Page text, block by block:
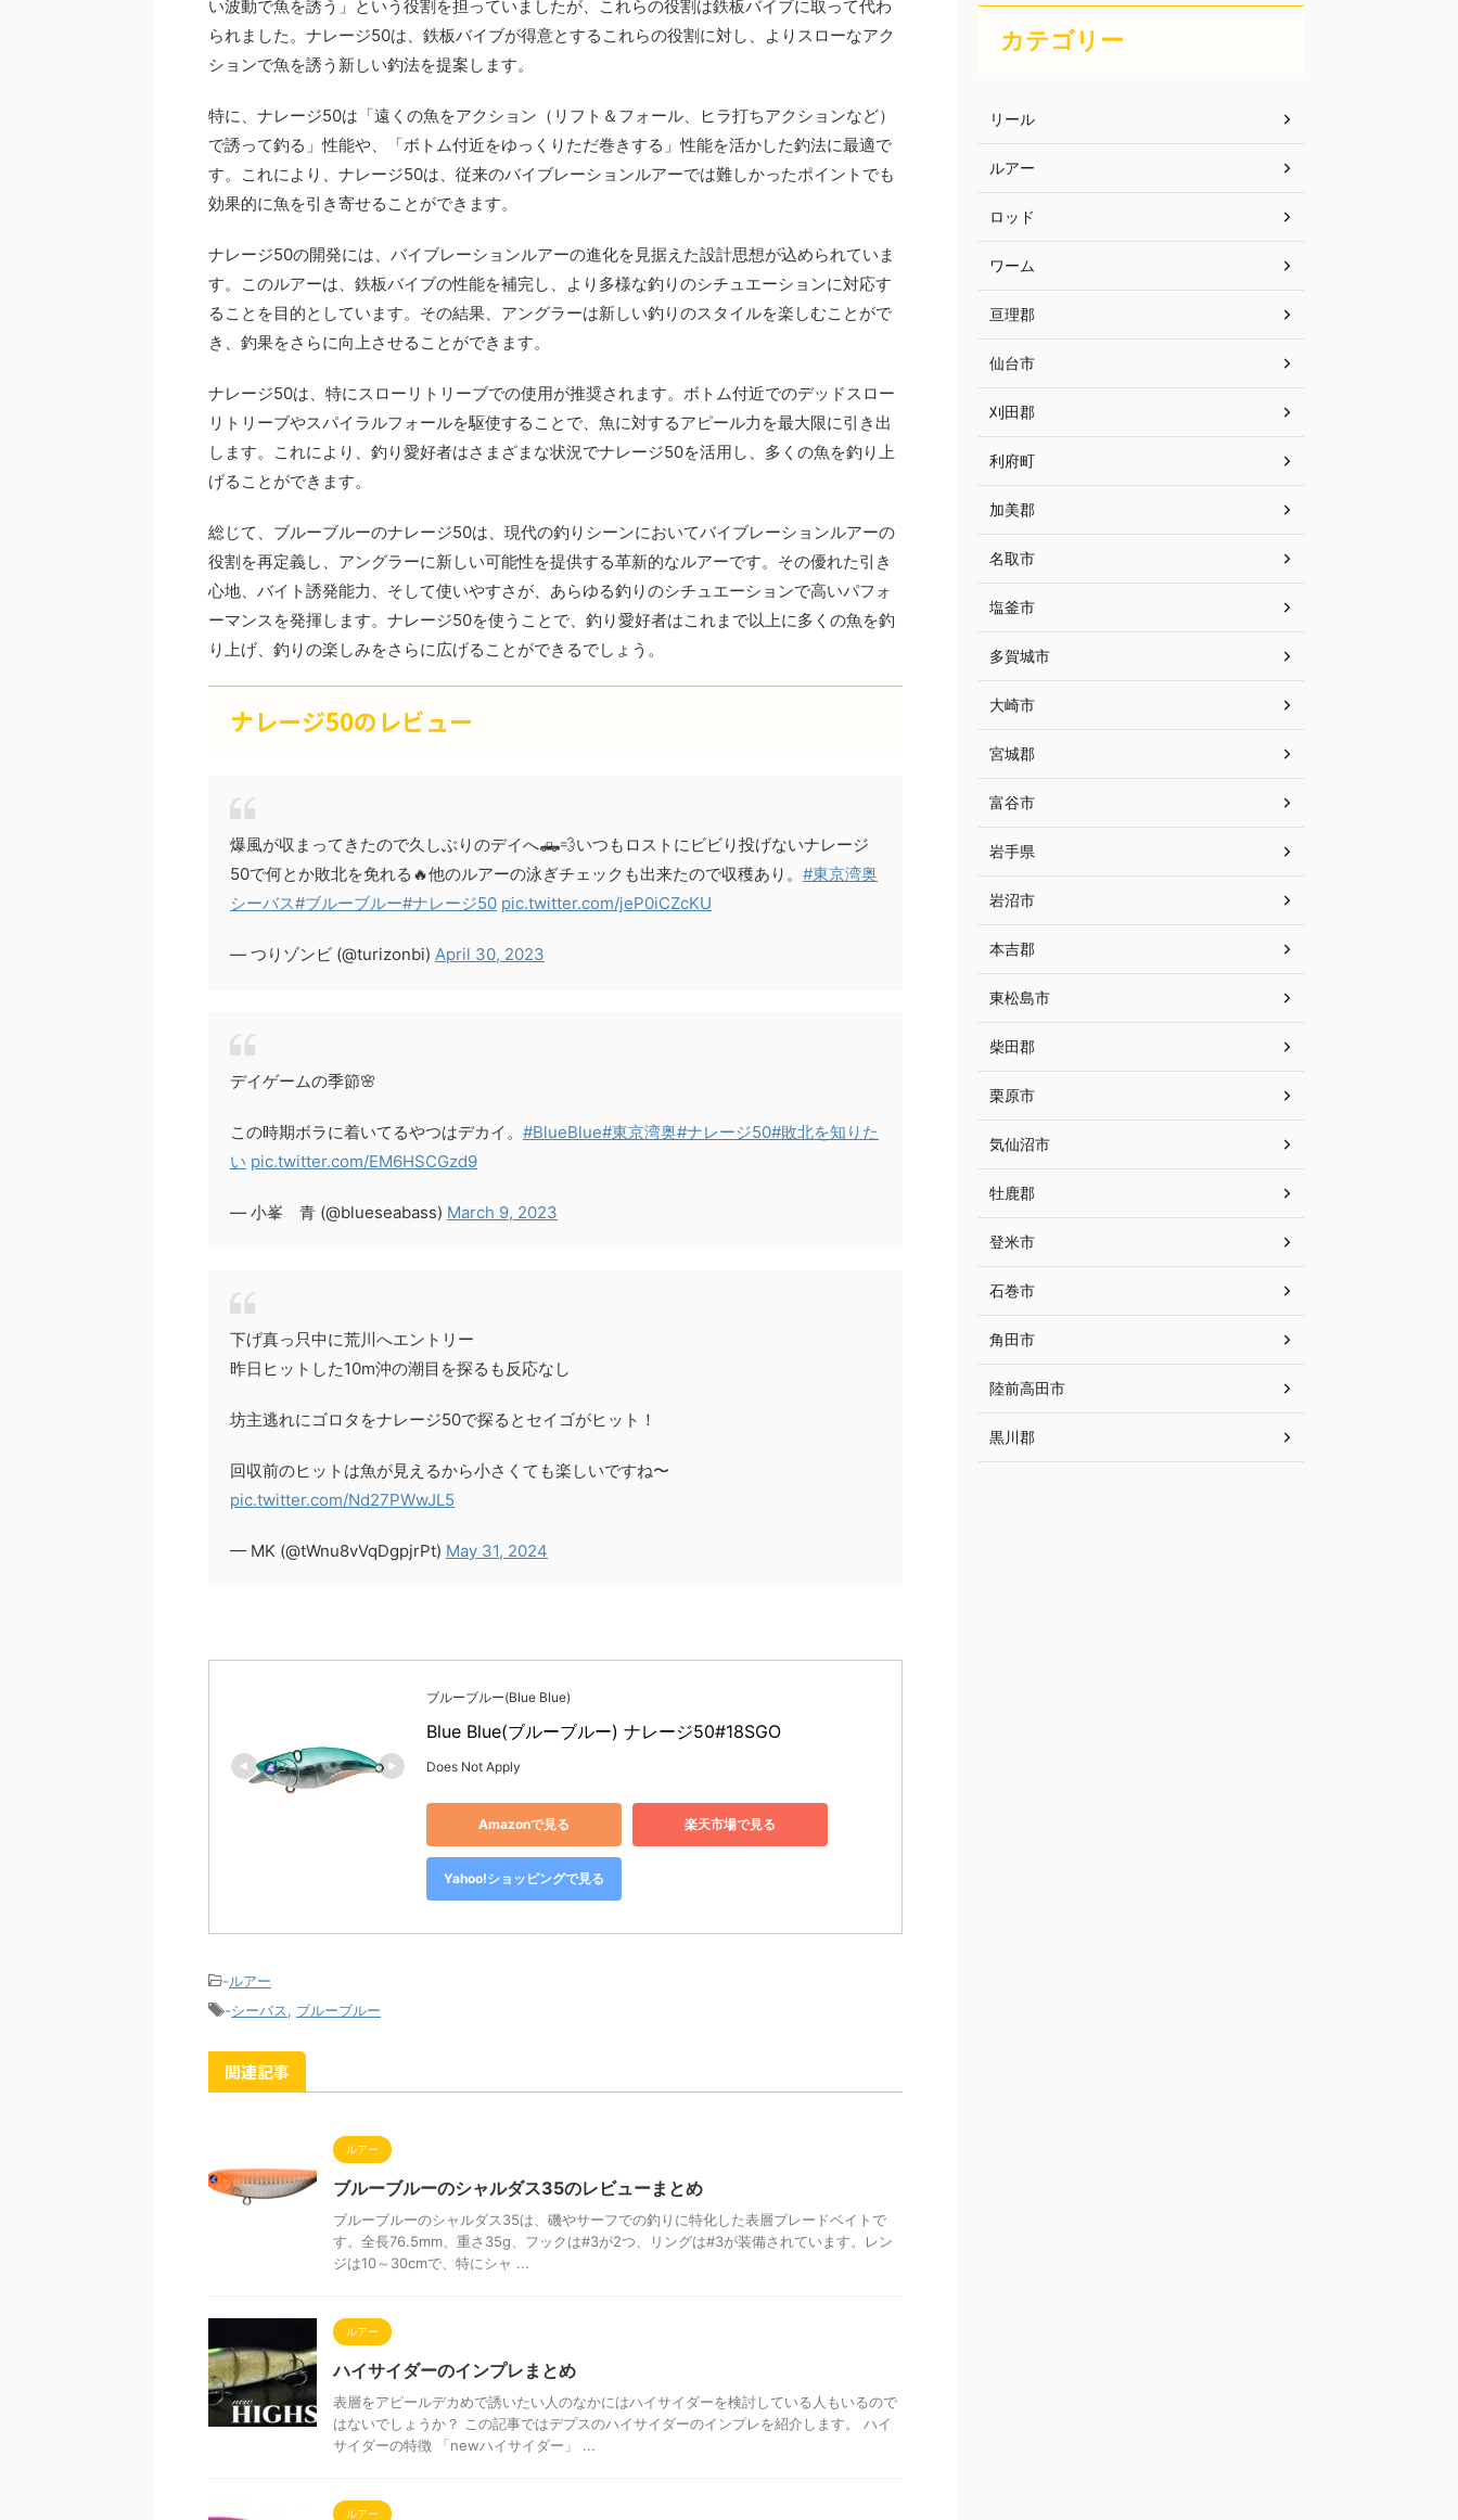
い波動で魚を誘う」という役割を担っていましたが、これらの役割は鉄板バイブに取って代わ
られました。ナレージ50は、鉄板バイブが得意とするこれらの役割に対し、よりスローなアク
ションで魚を誘う新しい釣法を提案します。
特に、ナレージ50は「遠くの魚をアクション（リフト＆フォール、ヒラ打ちアクションなど）
で誘って釣る」性能や、「ボトム付近をゆっくりただ巻きする」性能を活かした釣法に最適で
す。これにより、ナレージ50は、従来のバイブレーションルアーでは難しかったポイントでも
効果的に魚を引き寄せることができます。
ナレージ50の開発には、バイブレーションルアーの進化を見据えた設計思想が込められていま
す。このルアーは、鉄板バイブの性能を補完し、より多様な釣りのシチュエーションに対応す
ることを目的としています。その結果、アングラーは新しい釣りのスタイルを楽しむことがで
き、釣果をさらに向上させることができます。
ナレージ50は、特にスローリトリーブでの使用が推奨されます。ボトム付近でのデッドスロー
リトリーブやスパイラルフォールを駆使することで、魚に対するアピール力を最大限に引き出
します。これにより、釣り愛好者はさまざまな状況でナレージ50を活用し、多くの魚を釣り上
げることができます。
総じて、ブルーブルーのナレージ50は、現代の釣りシーンにおいてバイブレーションルアーの
役割を再定義し、アングラーに新しい可能性を提供する革新的なルアーです。その優れた引き
心地、バイト誘発能力、そして使いやすさが、あらゆる釣りのシチュエーションで高いパフォ
ーマンスを発揮します。ナレージ50を使うことで、釣り愛好者はこれまで以上に多くの魚を釣
り上げ、釣りの楽しみをさらに広げることができるでしょう。
ナレージ50のレビュー
爆風が収まってきたので久しぶりのデイへ🛻💨いつもロストにビビり投げないナレージ
50で何とか敗北を免れる🔥他のルアーの泳ぎチェックも出来たので収穫あり。 #東京湾奥
シーバス#ブルーブルー#ナレージ50 pic.twitter.com/jeP0iCZcKU
— つりゾンビ (@turizonbi) April 30, 2023
デイゲームの季節🌸
この時期ボラに着いてるやつはデカイ。 #BlueBlue#東京湾奥#ナレージ50#敗北を知りた
い pic.twitter.com/EM6HSCGzd9
— 小峯 青 (@blueseabass) March 9, 2023
下げ真っ只中に荒川へエントリー
昨日ヒットした10m沖の潮目を探るも反応なし
坊主逃れにゴロタをナレージ50で探るとセイゴがヒット！
回収前のヒットは魚が見えるから小さくても楽しいですね〜
pic.twitter.com/Nd27PWwJL5
— MK (@tWnu8vVqDgpjrPt) May 31, 2024
ブルーブルー(Blue Blue)
Blue Blue(ブルーブルー) ナレージ50#18SGO
Does Not Apply
Amazonで見る 楽天市場で見る
Yahoo!ショッピングで見る
-ルアー
-シーバス ブルーブルー
関連記事
ルアー
ブルーブルーのシャルダス35のレビューまとめ
ブルーブルーのシャルダス35は、磯やサーフでの釣りに特化した表層ブレードベイトで
す。全長76.5mm、重さ35g、フックは#3が2つ、リングは#3が装備されています。レン
ジは10～30cmで、特にシャ ...
ルアー
ハイサイダーのインプレまとめ
表層をアピールデカめで誘いたい人のなかにはハイサイダーを検討している人もいるので
はないでしょうか？ この記事ではデプスのハイサイダーのインプレを紹介します。 ハイ
サイダーの特徴 「newハイサイダー」 ...
ルアー
カテゴリー
リール
ルアー
ロッド
ワーム
亘理郡
仙台市
刈田郡
利府町
加美郡
名取市
塩釜市
多賀城市
大崎市
宮城郡
富谷市
岩手県
岩沼市
本吉郡
東松島市
柴田郡
栗原市
気仙沼市
牡鹿郡
登米市
石巻市
角田市
陸前高田市
黒川郡